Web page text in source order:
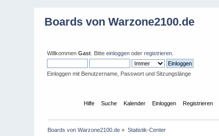
Boards von Warzone2100.de
WillkommenGast . Bitteeinloggen oderregistrieren
Einloggen mit Benutzername, Passwort und Sitzungslänge
Hilfe Suche Kalender Einloggen Registrieren
Boards von Warzone2100.de » Statistik-Center